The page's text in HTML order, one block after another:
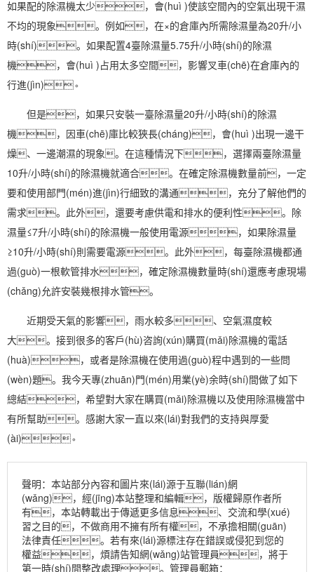
如果配的除濕機太少，會(huì )使該空間內的空氣出現干濕
不均的現象。例如，在×的倉庫內所需除濕量為20升/小
時(shí)。如果配置4臺除濕量5.75升/小時(shí)的除濕
機，會(huì )占用太多空間，影響叉車(chē)在倉庫內的
行進(jìn)。
但是，如果只安裝一臺除濕量20升/小時(shí)的除濕
機，因車(chē)庫比較狹長(cháng)，會(huì )出現一邊干
燥、一邊潮濕的現象。在這種情況下，選擇兩臺除濕量
10升/小時(shí)的除濕機就適合。在確定除濕機數量前，一定
要和使用部門(mén)進(jìn)行細致的溝通，充分了解他們的
需求。此外，還要考慮供電和排水的便利性。除
濕量≤7升/小時(shí)的除濕機一般使用電源，如果除濕量
≥10升/小時(shí)則需要電源。此外，每臺除濕機都通
過(guò)一根軟管排水，確定除濕機數量時(shí)還應考慮現場
(chǎng)允許安裝幾根排水管。
近期受天氣的影響，雨水較多、 空氣濕度較
大。接到很多的客戶(hù)咨詢(xún)購買(mǎi)除濕機的電話
(huà)，或者是除濕機在使用過(guò)程中遇到的一些問
(wèn)題。我今天專(zhuān)門(mén)用業(yè)余時(shí)間做了如下
總結，希望對大家在購買(mǎi)除濕機以及使用除濕機當中
有所幫助。感謝大家一直以來(lái)對我們的支持與厚愛
(ài)。
聲明：本站部分內容和圖片來(lái)源于互聯(lián)網
(wǎng)，經(jīng)本站整理和編輯，版權歸原作者所
有，本站轉載出于傳遞更多信息、交流和學(xué)
習之目的，不做商用不擁有所有權，不承擔相關(guān)
法律責任。若有來(lái)源標注存在錯誤或侵犯到您的
權益，煩請告知網(wǎng)站管理員，將于
第一時(shí)間整改處理。管理員郵箱：